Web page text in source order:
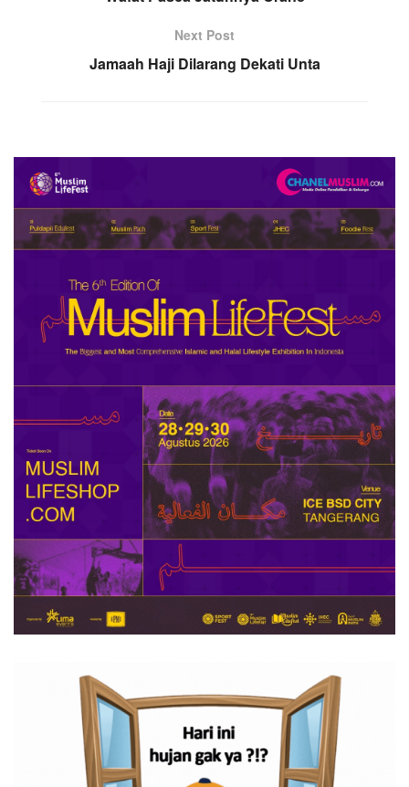
Next Post
Jamaah Haji Dilarang Dekati Unta